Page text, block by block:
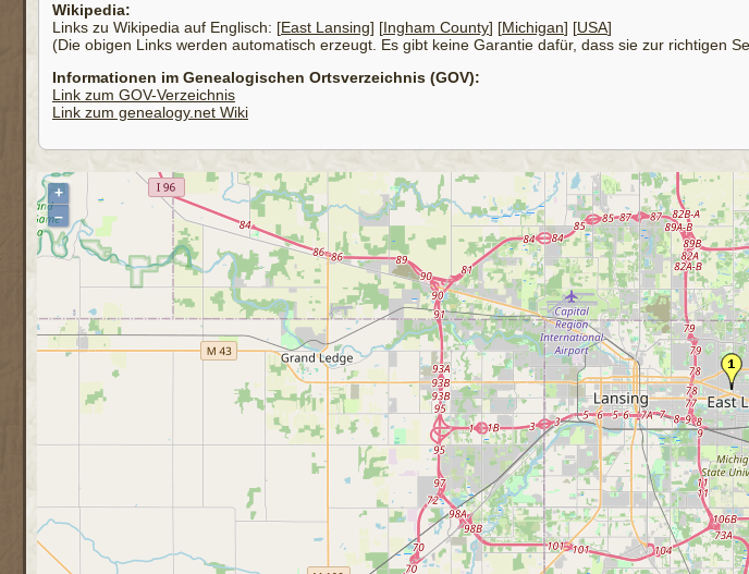
Wikipedia:
Links zu Wikipedia auf Englisch: [East Lansing] [Ingham County] [Michigan] [USA]
(Die obigen Links werden automatisch erzeugt. Es gibt keine Garantie dafür, dass sie zur richtigen
Informationen im Genealogischen Ortsverzeichnis (GOV):
Link zum GOV-Verzeichnis
Link zum genealogy.net Wiki
+
–